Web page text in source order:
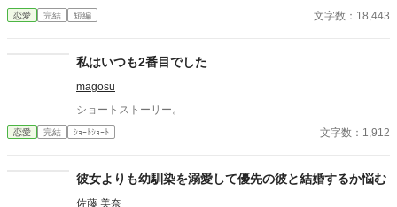
家を救うため、エリアーナは泣き寝入りするしかなかった。
恋愛 完結 短編 文字数：18,443
私はいつも2番目でした
magosu
ショートストーリー。
恋愛 完結 ｼｮｰﾄｼｮｰﾄ 文字数：1,912
彼女よりも幼馴染を溺愛して優先の彼と結婚するか悩む
佐藤 美奈